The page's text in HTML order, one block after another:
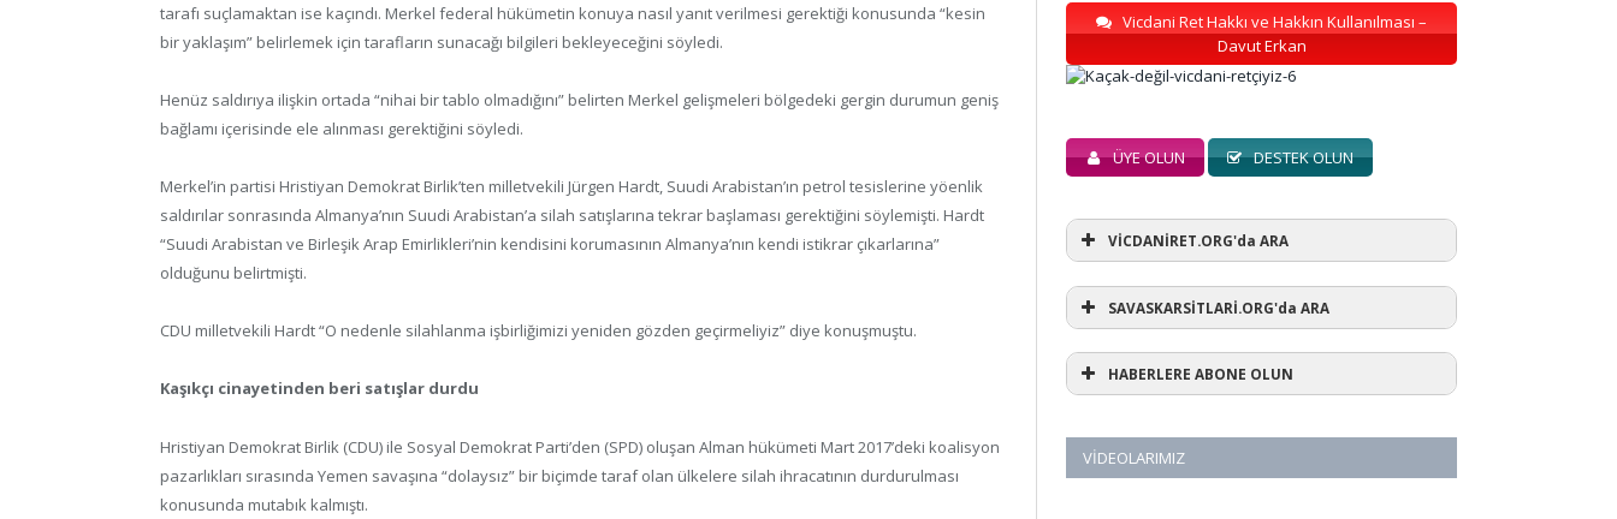
tarafı suçlamaktan ise kaçındı. Merkel federal hükümetin konuya nasıl yanıt verilmesi gerektiği konusunda “kesin
bir yaklaşım” belirlemek için tarafların sunacağı bilgileri bekleyeceğini söyledi.
Henüz saldırıya ilişkin ortada “nihai bir tablo olmadığını” belirten Merkel gelişmeleri bölgedeki gergin durumun geniş
bağlamı içerisinde ele alınması gerektiğini söyledi.
Merkel’in partisi Hristiyan Demokrat Birlik’ten milletvekili Jürgen Hardt, Suudi Arabistan’ın petrol tesislerine yöenlik
saldırılar sonrasında Almanya’nın Suudi Arabistan’a silah satışlarına tekrar başlaması gerektiğini söylemişti. Hardt
“Suudi Arabistan ve Birleşik Arap Emirlikleri’nin kendisini korumasının Almanya’nın kendi istikrar çıkarlarına”
olduğunu belirtmişti.
CDU milletvekili Hardt “O nedenle silahlanma işbirliğimizi yeniden gözden geçirmeliyiz” diye konuşmuştu.
Kaşıkçı cinayetinden beri satışlar durdu
Hristiyan Demokrat Birlik (CDU) ile Sosyal Demokrat Parti’den (SPD) oluşan Alman hükümeti Mart 2017’deki koalisyon
pazarlıkları sırasında Yemen savaşına “dolaysız” bir biçimde taraf olan ülkelere silah ihracatının durdurulması
konusunda mutabık kalmıştı.
Vicdani Ret Hakkı ve Hakkın Kullanılması –
Davut Erkan
ÜYE OLUN DESTEK OLUN
VİCDANİRET.ORG'da ARA
SAVASKARSİTLARİ.ORG'da ARA
HABERLERE ABONE OLUN
VIDEOLARIMIZ